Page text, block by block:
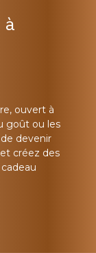
ouvert à
goût ou les
devenir
créez des